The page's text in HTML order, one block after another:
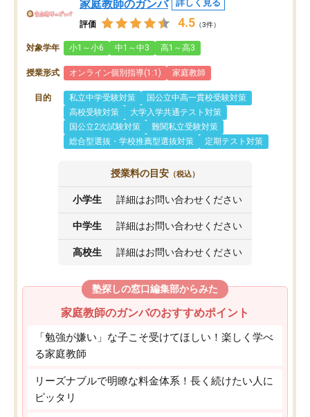
家庭教師のガンバ 詳しく見る
評価 4.5 （3件）
対象学年 小1～小6 中1～中3 高1～高3
授業形式 オンライン個別指導(1:1) 家庭教師
目的 私立中学受験対策
国公立中高一貫校受験対策
高校受験対策
大学入学共通テスト対策
国公立2次試験対策
難関私立受験対策
総合型選抜・学校推薦型選抜対策
定期テスト対策
授業料の目安 （税込）
小学生 詳細はお問い合わせください
中学生 詳細はお問い合わせください
高校生 詳細はお問い合わせください
塾探しの窓口編集部からみた
家庭教師のガンバのおすすめポイント
「勉強が嫌い」な子こそ受けてほしい！楽しく学べ
る家庭教師
リーズナブルで明瞭な料金体系！長く続けたい人に
ピッタリ